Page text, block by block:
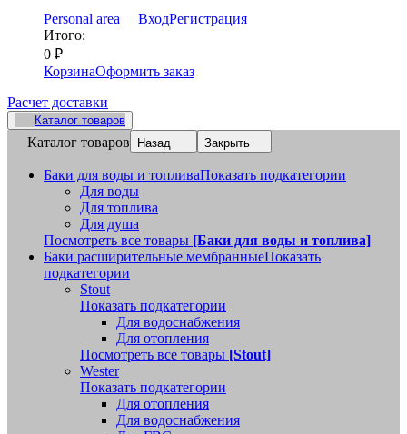
Personal area ВходРегистрация
Итого:
0 ₽
КорзинаОформить заказ
Расчет доставки
Каталог товаров
Каталог товаров Назад Закрыть
Баки для воды и топливаПоказать подкатегории
Для воды
Для топлива
Для душа
Посмотреть все товары [Баки для воды и топлива]
Баки расширительные мембранныеПоказать
подкатегории
Stout
Показать подкатегории
Для водоснабжения
Для отопления
Посмотреть все товары [Stout]
Wester
Показать подкатегории
Для отопления
Для водоснабжения